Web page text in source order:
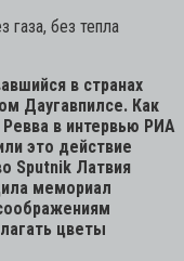
газа, без тепла
в странах
Даугавпилсе. Как
в интервью РИА
это действие
Sputnik Латвия
мемориал
цветы